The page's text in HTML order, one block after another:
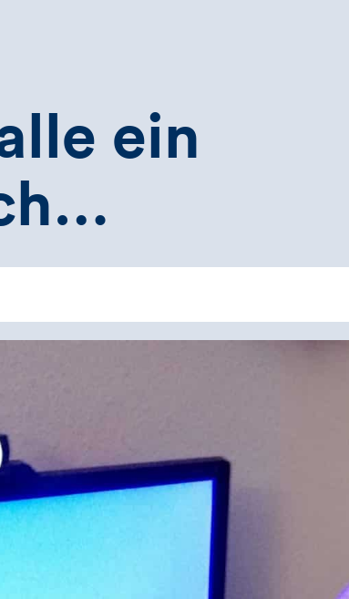
ein